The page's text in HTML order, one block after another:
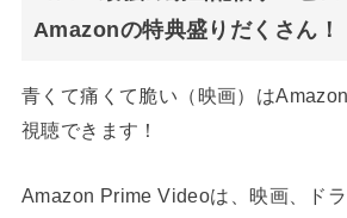
Amazonの特典盛りだくさん！
青くて痛くて脆い（映画）は
視聴できます！
Amazon Prime Videoは、映画、ド